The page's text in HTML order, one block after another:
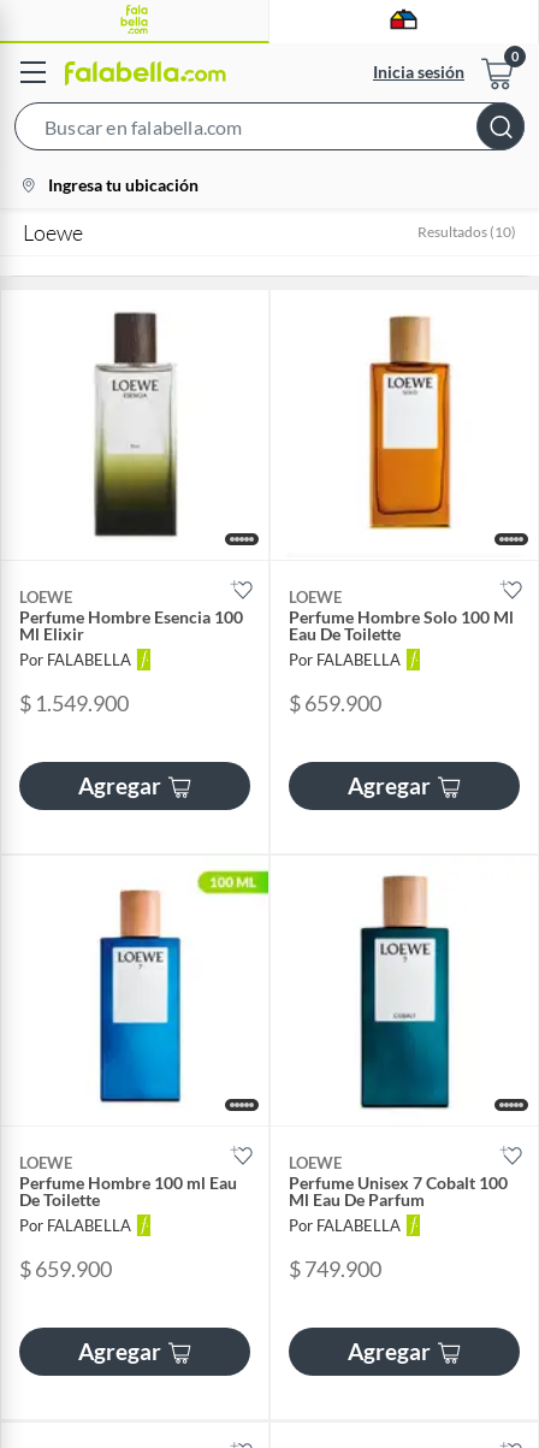
Inicia sesión
Bar
location-
icon
Ingresa tu ubicación
Loewe Resultados (10)
LOEWE
Perfume Hombre Esencia 100
Ml Elixir
Por FALABELLA
$ 1.549.900
Agregar
LOEWE
Perfume Hombre Solo 100 Ml
Eau De Toilette
Por FALABELLA
$ 659.900
Agregar
LOEWE
Perfume Hombre 100 ml Eau
De Toilette
Por FALABELLA
$ 659.900
Agregar
LOEWE
Perfume Unisex 7 Cobalt 100
Ml Eau De Parfum
Por FALABELLA
$ 749.900
Agregar